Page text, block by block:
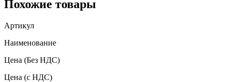
Похожие товары
Артикул
Наименование
Цена (Без НДС)
Цена (с НДС)